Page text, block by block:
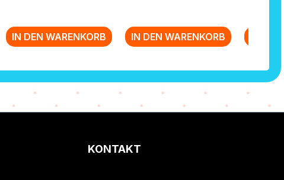
IN DEN WARENKORB IN DEN WARENKORB
KONTAKT